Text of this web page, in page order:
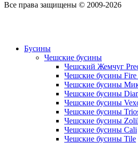
Все права защищены © 2009-2026
Бусины
Чешские бусины
Чешский Жемчуг
Чешские бусины Fire
Чешские бусины
Чешские бусины
Чешские бусины
Чешские бусины
Чешские бусины
Чешские бусины Cali
Чешские бусины Tile